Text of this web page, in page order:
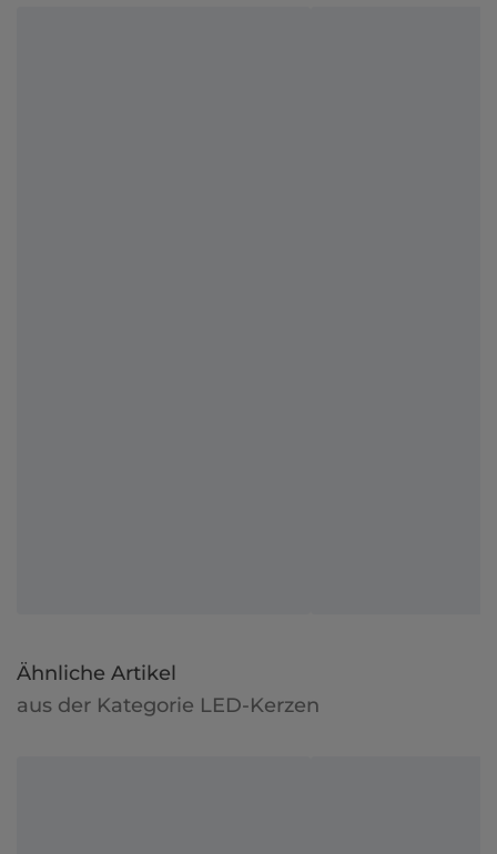
Ähnliche Artikel
aus der Kategorie LED-Kerzen